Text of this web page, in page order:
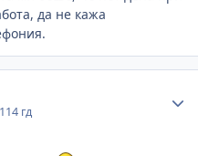
да не кажа
14 гд